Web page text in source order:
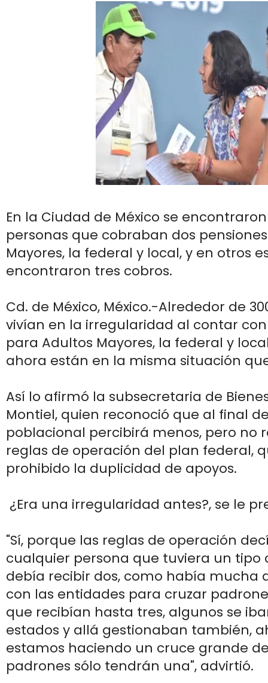
En la Ciudad de México se
personas que cobraban dos
Mayores, la federal y local, y en otros
encontraron tres cobros.
Cd. de México, México.-Alrededor de
vivían en la irregularidad al contar
para Adultos Mayores, la federal y
ahora están en la misma situación
Así lo afirmó la subsecretaria de
Montiel, quien reconoció que al final
poblacional percibirá menos, pero no
reglas de operación del plan federal,
prohibido la duplicidad de apoyos.
¿Era una irregularidad antes?, se le
"Sí, porque las reglas de operación
cualquier persona que tuviera un tipo
debía recibir dos, como había mucha
con las entidades para cruzar
que recibían hasta tres, algunos se
estados y allá gestionaban también,
estamos haciendo un cruce grande
padrones sólo tendrán una", advirtió.